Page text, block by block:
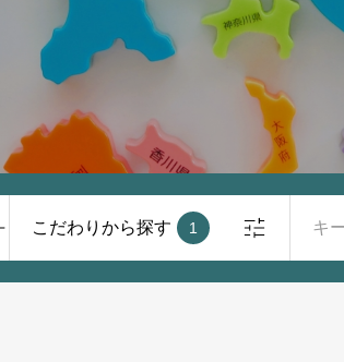
こだわりから探す 1